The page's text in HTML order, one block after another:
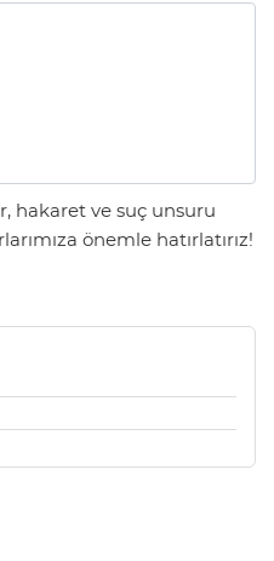
hakaret ve suç unsuru
önemle hatırlatırız!